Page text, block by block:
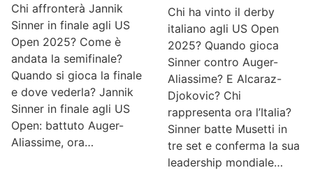
Chi affronterà Jannik
Sinner in finale agli US
Open 2025? Come è
andata la semifinale?
Quando si gioca la finale
e dove vederla? Jannik
Sinner in finale agli US
Open: battuto Auger-
Aliassime, ora…
Chi ha vinto il derby
italiano agli US Open
2025? Quando gioca
Sinner contro Auger-
Aliassime? E Alcaraz-
Djokovic? Chi
rappresenta ora l’Italia?
Sinner batte Musetti in
tre set e conferma la sua
leadership mondiale…